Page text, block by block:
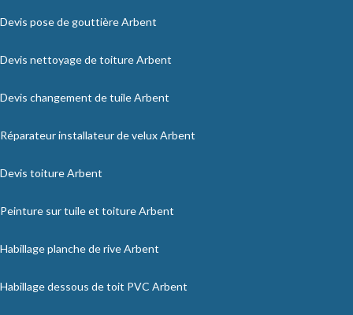
Devis pose de gouttière Arbent
Devis nettoyage de toiture Arbent
Devis changement de tuile Arbent
Réparateur installateur de velux Arbent
Devis toiture Arbent
Peinture sur tuile et toiture Arbent
Habillage planche de rive Arbent
Habillage dessous de toit PVC Arbent